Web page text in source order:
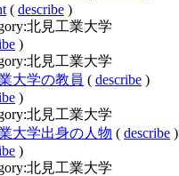
( describe )
北見工業大学
)
北見工業大学
大学の教員 ( describe )
)
北見工業大学
業大学出身の人物 ( describe )
)
北見工業大学